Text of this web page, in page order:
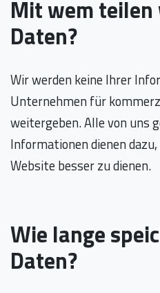
Mit wem
Daten?
Wir werden keine Ihrer
Unternehmen für
weitergeben. Alle von uns
Informationen dienen
Website besser zu dienen.
Wie lange
Daten?